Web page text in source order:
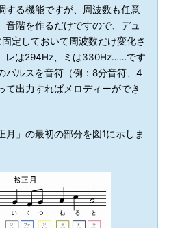
する機能ですが、周波数も任意
音階を作るだけですので、デュ
定しておいて周波数だけ変化さ
レは294Hz、ミは330Hz……です
パルスを音符（例：8分音符、4
て出力すればメロディーができ
」の最初の部分を図1に示しま